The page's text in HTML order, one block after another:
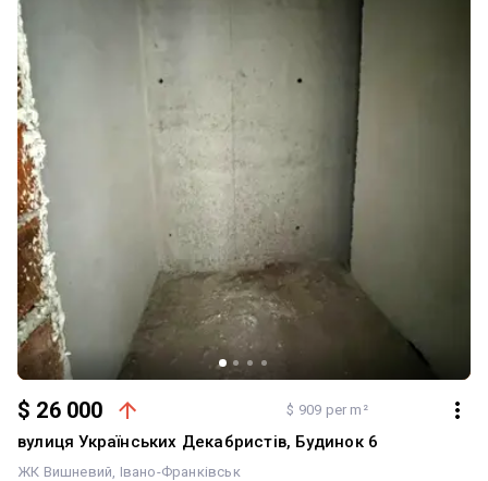
$ 26 000 $ 909 per m²
вулиця Українських Декабристів, Будинок 6
ЖК Вишневий Івано-Франківськ